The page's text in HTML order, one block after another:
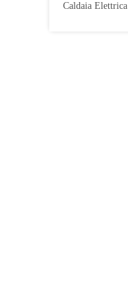
Caldaia Elettrica